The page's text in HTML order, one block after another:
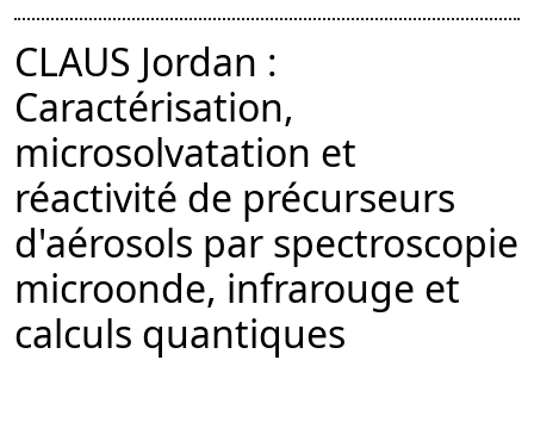
CLAUS Jordan :
Caractérisation,
microsolvatation et
réactivité de précurseurs
d'aérosols par spectroscopie
microonde, infrarouge et
calculs quantiques